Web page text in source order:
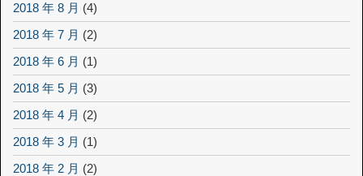
2018 年 8 月 (4)
2018 年 7 月 (2)
2018 年 6 月 (1)
2018 年 5 月 (3)
2018 年 4 月 (2)
2018 年 3 月 (1)
2018 年 2 月 (2)